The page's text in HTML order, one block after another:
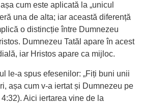
cum este aplicată la „unicul
una de alta; iar această diferență
o distincție între Dumnezeu
Dumnezeu Tatăl apare în acest
iar Hristos apare ca mijloc.
le-a spus efesenilor: „Fiți buni unii
așa cum v-a iertat și Dumnezeu pe
Aici iertarea vine de la